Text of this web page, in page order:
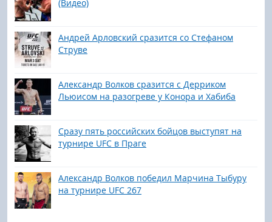
(Видео)
Андрей Арловский сразится со Стефаном
Струве
Александр Волков сразится с Дерриком
Льюисом на разогреве у Конора и Хабиба
Сразу пять российских бойцов выступят на
турнире UFC в Праге
Александр Волков победил Марчина Тыбуру
на турнире UFC 267